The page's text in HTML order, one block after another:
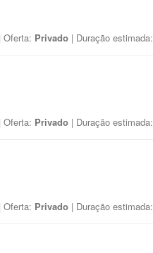
| Oferta: Privado | Duração estimada:
| Oferta: Privado | Duração estimada:
| Oferta: Privado | Duração estimada: